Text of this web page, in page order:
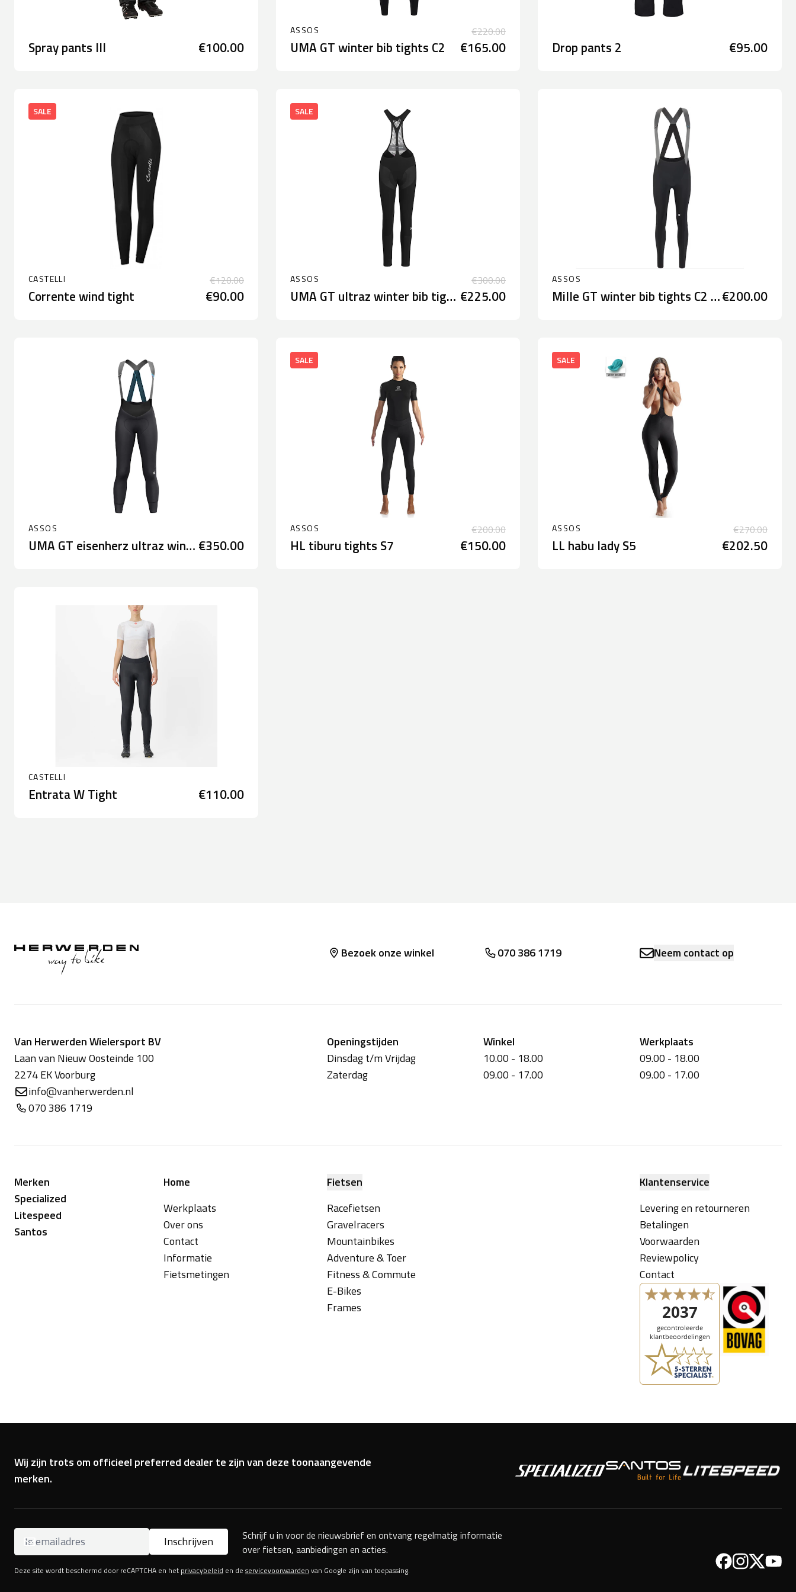
Spray pants III €100.00
ASSOS €220.00
UMA GT winter bib tights C2 €165.00 Drop pants 2 €95.00
SALE
CASTELLI €120.00
Corrente wind tight €90.00
SALE
ASSOS €300.00
UMA GT ultraz winter bib tights €225.00
ASSOS
Mille GT winter bib tights C2 no insert€200.00
ASSOS
UMA GT eisenherz ultraz winter bib tights S11 €350.00
SALE
ASSOS €200.00
HL tiburu tights S7 €150.00
SALE
ASSOS €270.00
LL habu lady S5 €202.50
CASTELLI
Entrata W Tight €110.00
Bezoek onze winkel 070 386 1719 Neem contact op
Van Herwerden Wielersport BV
Laan van Nieuw Oosteinde 100
2274 EK Voorburg
info@vanherwerden.nl
070 386 1719
Openingstijden
Dinsdag t/m Vrijdag
Zaterdag
Winkel
10.00 - 18.00
09.00 - 17.00
Werkplaats
09.00 - 18.00
09.00 - 17.00
Merken
Specialized
Litespeed
Santos
Home
Werkplaats
Over ons
Contact
Informatie
Fietsmetingen
Fietsen
Racefietsen
Gravelracers
Mountainbikes
Adventure & Toer
Fitness & Commute
E-Bikes
Frames
Klantenservice
Levering en retourneren
Betalingen
Voorwaarden
Reviewpolicy
Contact
Wij zijn trots om officieel preferred dealer te zijn van deze toonaangevende
merken.
Schrijf u in voor de nieuwsbrief en ontvang regelmatig informatie
over fietsen, aanbiedingen en acties.
Inschrijven
Deze site wordt beschermd door reCAPTCHA en het privacybeleid en de servicevoorwaarden van Google zijn van toepassing.
Facebook
Instagram
Twitter